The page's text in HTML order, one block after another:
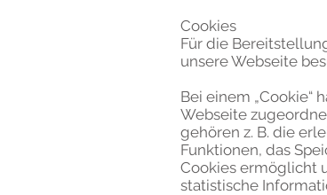
Cookies
Für die
unsere Webseite
Bei einem „Cookie“
Webseite
gehören z. B. die
Funktionen, das
Cookies ermöglicht
statistische